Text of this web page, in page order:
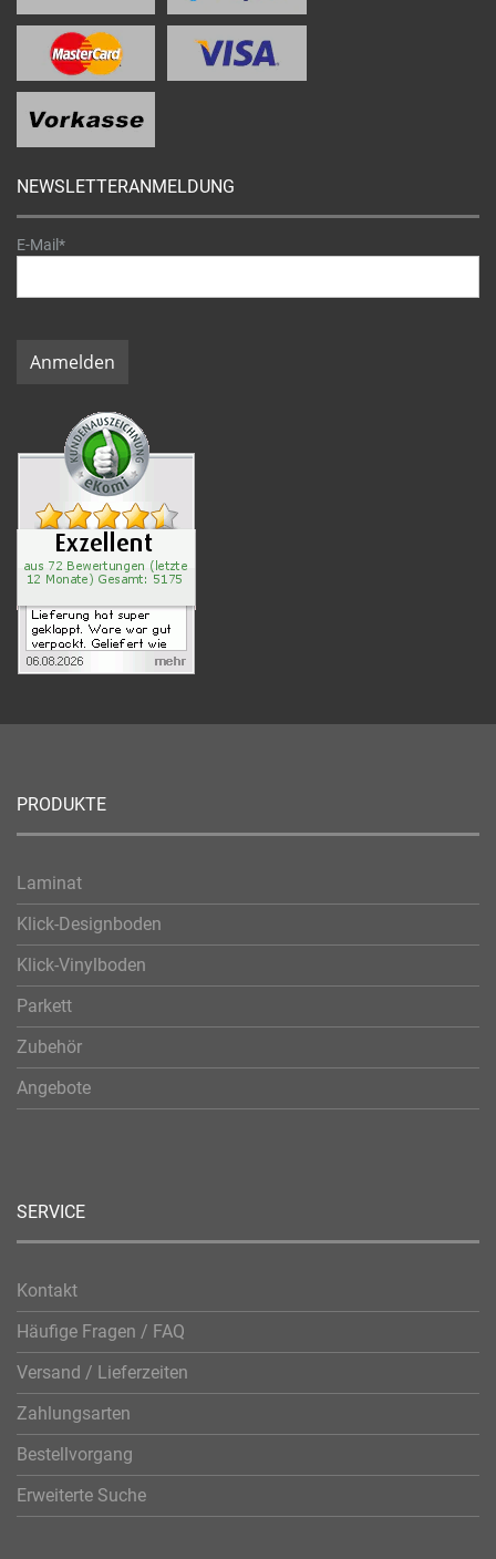
NEWSLETTERANMELDUNG
E-Mail*
Anmelden
PRODUKTE
Laminat
Klick-Designboden
Klick-Vinylboden
Parkett
Zubehör
Angebote
SERVICE
Kontakt
Häufige Fragen / FAQ
Versand / Lieferzeiten
Zahlungsarten
Bestellvorgang
Erweiterte Suche